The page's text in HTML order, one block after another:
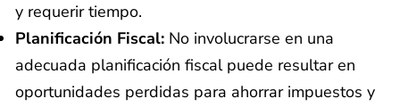
y requerir tiempo.
Planificación Fiscal: No involucrarse en una
adecuada planificación fiscal puede resultar en
oportunidades perdidas para ahorrar impuestos y